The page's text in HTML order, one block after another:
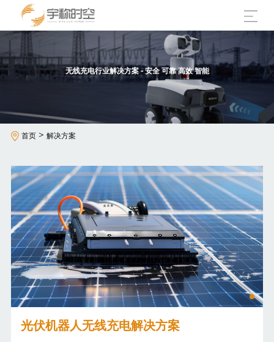
无线充电行业解决方案 - 安全 可靠 高效 智能
首页> 解决方案
光伏机器人无线充电解决方案